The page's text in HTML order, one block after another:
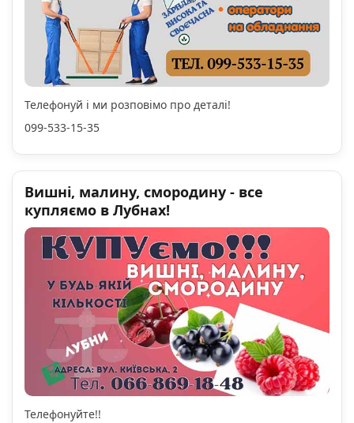
Телефонуй і ми розповімо про деталі!
099-533-15-35
Вишні, малину, смородину - все
купляємо в Лубнах!
Телефонуйте!!